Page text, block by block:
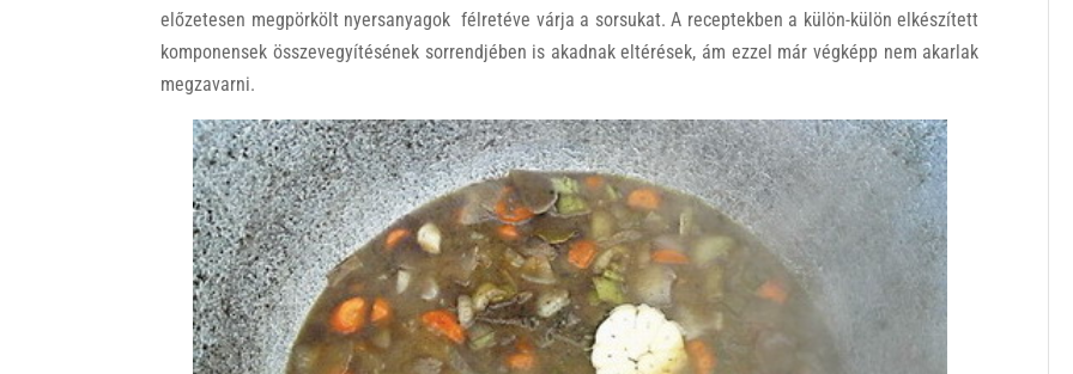
előzetesen megpörkölt nyersanyagok félretéve várja a sorsukat. A receptekben a külön-külön elkészített
komponensek összevegyítésének sorrendjében is akadnak eltérések, ám ezzel már végképp nem akarlak
megzavarni.